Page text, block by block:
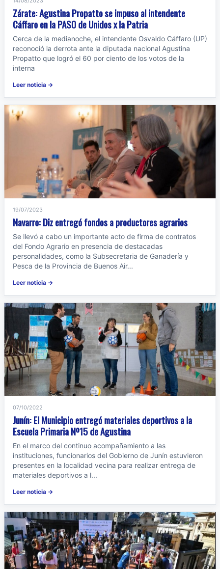
Zárate: Agustina Propatto se impuso al intendente
Cáffaro en la PASO de Unidos x la Patria
Cerca de la medianoche, el intendente Osvaldo Cáffaro (UP)
reconoció la derrota ante la diputada nacional Agustina
Propatto que logró el 60 por ciento de los votos de la
interna
Leer noticia →
19/07/2023
Navarro: Diz entregó fondos a productores agrarios
Se llevó a cabo un importante acto de firma de contratos
del Fondo Agrario en presencia de destacadas
personalidades, como la Subsecretaria de Ganadería y
Pesca de la Provincia de Buenos Air...
Leer noticia →
07/10/2022
Junín: El Municipio entregó materiales deportivos a la
Escuela Primaria Nº15 de Agustina
En el marco del continuo acompañamiento a las
instituciones, funcionarios del Gobierno de Junín estuvieron
presentes en la localidad vecina para realizar entrega de
materiales deportivos a l...
Leer noticia →